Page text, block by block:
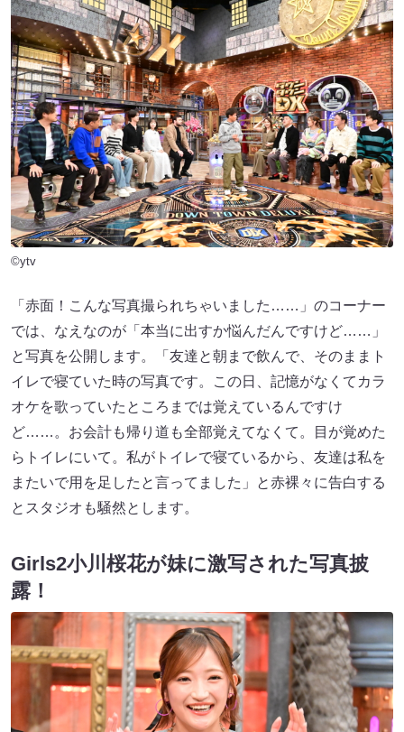
©ytv
「赤面！こんな写真撮られちゃいました……」のコーナー
では、なえなのが「本当に出すか悩んだんですけど……」
と写真を公開します。「友達と朝まで飲んで、そのままト
イレで寝ていた時の写真です。この日、記憶がなくてカラ
オケを歌っていたところまでは覚えているんですけ
ど……。お会計も帰り道も全部覚えてなくて。目が覚めた
らトイレにいて。私がトイレで寝ているから、友達は私を
またいで用を足したと言ってました」と赤裸々に告白する
とスタジオも騒然とします。
Girls2小川桜花が妹に激写された写真披
露！